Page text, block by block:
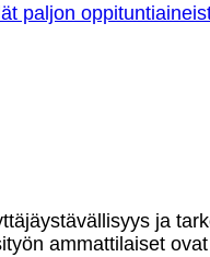
paljon
ja
ammattilaiset